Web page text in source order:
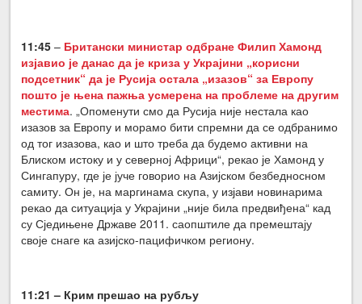
11:45 – Британски министар одбране Филип Хамонд
изјавио је данас да је криза у Украјини „корисни
подсетник“ да је Русија остала „изазов“ за Европу
пошто је њена пажња усмерена на проблеме на другим
местима. „Опоменути смо да Русија није нестала као
изазов за Европу и морамо бити спремни да се одбранимо
од тог изазова, као и што треба да будемо активни на
Блиском истоку и у северној Африци“, рекао је Хамонд у
Сингапуру, где је јуче говорио на Азијском безбедносном
самиту. Он је, на маргинама скупа, у изјави новинарима
рекао да ситуација у Украјини „није била предвиђена“ кад
су Сједињене Државе 2011. саопштиле да премештају
своје снаге ка азијско-пацифичком региону.
11:21 – Крим прешао на рубљу